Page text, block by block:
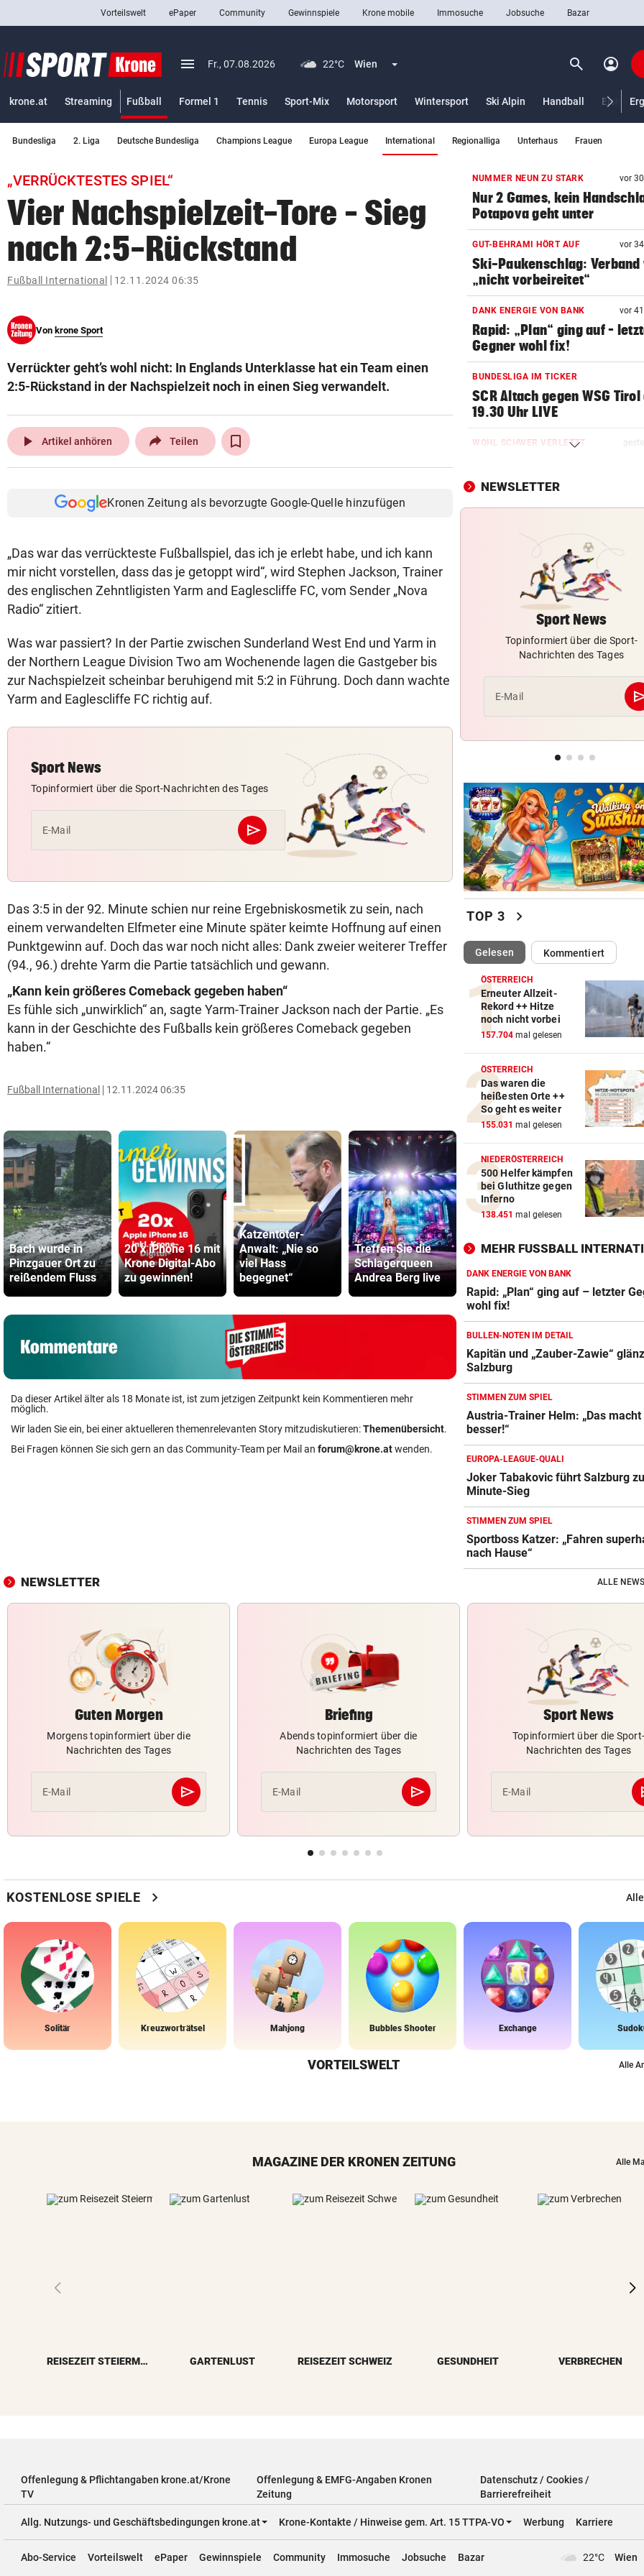
closeSchließen
Abonnieren
bookmark
search
Suchbegriff
eingeben
© Krone Multimedia GmbH & Co KG 2026
Vorteilswelt ePaper Community Gewinnspiele Krone mobile Immosuche Jobsuche Bazar
menu Menü aufklappen
Fr., 07.08.2026 22°C Wien Menü aufklappen search Suchen
account_circle
krone.at Streaming Fußball
Formel 1
Tennis Sport-Mix Motorsport Wintersport Ski Alpin Handball
Bundesliga 2. Liga Deutsche Bundesliga Champions League Europa League International Regionalliga Unterhaus Frauen
„VERRÜCKTESTES SPIEL“
Vier Nachspielzeit-Tore – Sieg
nach 2:5-Rückstand
Fußball International 12.11.2024 06:35
Von krone Sport
Verrückter geht’s wohl nicht: In Englands Unterklasse hat ein Team einen
2:5-Rückstand in der Nachspielzeit noch in einen Sieg verwandelt.
play_arrow Artikel anhören Teilen
Kronen Zeitung als bevorzugte Google-Quelle hinzufügen
„Das war das verrückteste Fußballspiel, das ich je erlebt habe, und ich kann
mir nicht vorstellen, dass das je getoppt wird“, wird Stephen Jackson, Trainer
des englischen Zehntligisten Yarm and Eaglescliffe FC, vom Sender „Nova
Radio“ zitiert.
Was war passiert? In der Partie zwischen Sunderland West End und Yarm in
der Northern League Division Two am Wochenende lagen die Gastgeber bis
zur Nachspielzeit scheinbar beruhigend mit 5:2 in Führung. Doch dann wachte
Yarm and Eaglescliffe FC richtig auf.
Sport News
Topinformiert über die Sport-Nachrichten des Tages
E-Mail send
Abschicken
Das 3:5 in der 92. Minute schien nur reine Ergebniskosmetik zu sein, nach
einem verwandelten Elfmeter eine Minute später keimte Hoffnung auf einen
Punktgewinn auf. Doch das war noch nicht alles: Dank zweier weiterer Treffer
(94., 96.) drehte Yarm die Partie tatsächlich und gewann.
„Kann kein größeres Comeback gegeben haben“
Es fühle sich „unwirklich“ an, sagte Yarm-Trainer Jackson nach der Partie. „Es
kann in der Geschichte des Fußballs kein größeres Comeback gegeben
haben.“
Fußball International 12.11.2024 06:35
Bach wurde in
Pinzgauer Ort zu
reißendem Fluss
20 x iPhone 16 mit
Krone Digital-Abo
zu gewinnen!
Katzentöter-
Anwalt: „Nie so
viel Hass
begegnet“
Treffen Sie die
Schlagerqueen
Andrea Berg live
verlängert bei
2032
schickte
Da dieser Artikel älter als 18 Monate ist, ist zum jetzigen Zeitpunkt kein Kommentieren mehr
möglich.
Wir laden Sie ein, bei einer aktuelleren themenrelevanten Story mitzudiskutieren:Themenübersicht.
Bei Fragen können Sie sich gern an das Community-Team per Mail an forum@krone.atwenden.
NUMMER NEUN ZU STARK vor
Nur 2 Games, kein
Potapova geht unter
GUT-BEHRAMI HÖRT AUF vor
Ski-Paukenschlag: Verband
„nicht vorbeireitet“
DANK ENERGIE VON BANK vor
Rapid: „Plan“ ging auf –
Gegner wohl fix!
BUNDESLIGA IM TICKER
SCR Altach gegen WSG Tirol
19.30 Uhr LIVE
WOHL SCHWER VERLETZT
um Salzburg-Kicker
BULLEN-NOTEN IM DETAIL
glänzten bei Salzburg
STIMMEN ZUM SPIEL
Austria-Trainer Helm: „Das
uns besser!“
EUROPA-LEAGUE-QUALI
Joker Tabakovic führt
Last-Minute-Sieg
superhappy nach Hause“
Skurrilitäten in der Red Bull
häufen sich
NEWSLETTER
Sport News
Topinformiert über die Sport-
Nachrichten des Tages
E-Mail
TOP 3 chevron_right
Gelesen(ausgewählt)Kommentiert
ÖSTERREICH
Erneuter Allzeit-
Rekord ++ Hitze
noch nicht vorbei
157.704 mal gelesen
ÖSTERREICH
Das waren die
heißesten Orte ++
So geht es weiter
155.031 mal gelesen
NIEDERÖSTERREICH
500 Helfer kämpfen
bei Gluthitze gegen
Inferno
138.451 mal gelesen
MEHR FUSSBALL
DANK ENERGIE VON BANK
Rapid: „Plan“ ging auf – letzter
wohl fix!
BULLEN-NOTEN IM DETAIL
Kapitän und „Zauber-Zawie“
Salzburg
STIMMEN ZUM SPIEL
Austria-Trainer Helm: „Das macht
besser!“
EUROPA-LEAGUE-QUALI
Joker Tabakovic führt Salzburg
Minute-Sieg
STIMMEN ZUM SPIEL
Sportboss Katzer: „Fahren
nach Hause“
NEWSLETTER ALLE
Guten Morgen
Morgens topinformiert über die
Nachrichten des Tages
E-Mail send
Abschicken
Briefing
Abends topinformiert über die
Nachrichten des Tages
E-Mail send
Abschicken
Sport News
Topinformiert über die Sport-
Nachrichten des Tages
E-Mail
KOSTENLOSE SPIELE chevron_right
Solitär Kreuzworträtsel Mahjong Bubbles Shooter Exchange
VORTEILSWELT Alle
MAGAZINE DER KRONEN ZEITUNG Alle
REISEZEIT STEIERMARK GARTENLUST REISEZEIT SCHWEIZ GESUNDHEIT VERBRECHEN
Offenlegung & Pflichtangaben krone.at/Krone
TV
Offenlegung & EMFG-Angaben Kronen
Zeitung
Datenschutz / Cookies /
Barrierefreiheit
Allg. Nutzungs- und Geschäftsbedingungen krone.at Krone-Kontakte / Hinweise gem. Art. 15 TTPA-VO Werbung Karriere
Abo-Service Vorteilswelt ePaper Gewinnspiele Community Immosuche Jobsuche Bazar 22°C Wien